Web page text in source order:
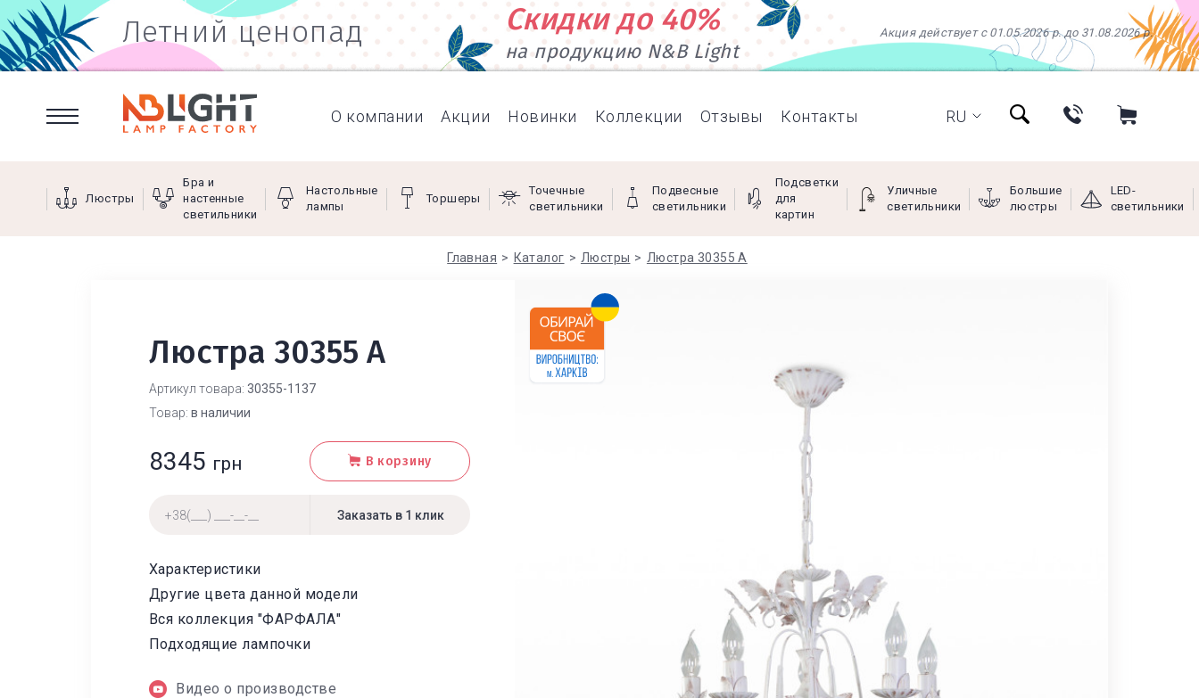
Летний ценопад Скидки до 40%
на продукцию N&B Light
Акция действует с 01.05.2026 р. до 31.08.2026 р.
О компании Акции Новинки Коллекции Отзывы Контакты RU
Люстры
Бра и
настенные
светильники
Настольные
лампы
Торшеры
Точечные
светильники
Подвесные
светильники
Подсветки
для
картин
Уличные
светильники
Большие
люстры
LED-
светильники
Главная Каталог Люстры Люстра 30355 А
Люстра 30355 А
Артикул товара: 30355-1137
Товар: в наличии
8345 грн В корзину
Характеристики
Другие цвета данной модели
Вся коллекция "ФАРФАЛА"
Подходящие лампочки
Видео о производстве